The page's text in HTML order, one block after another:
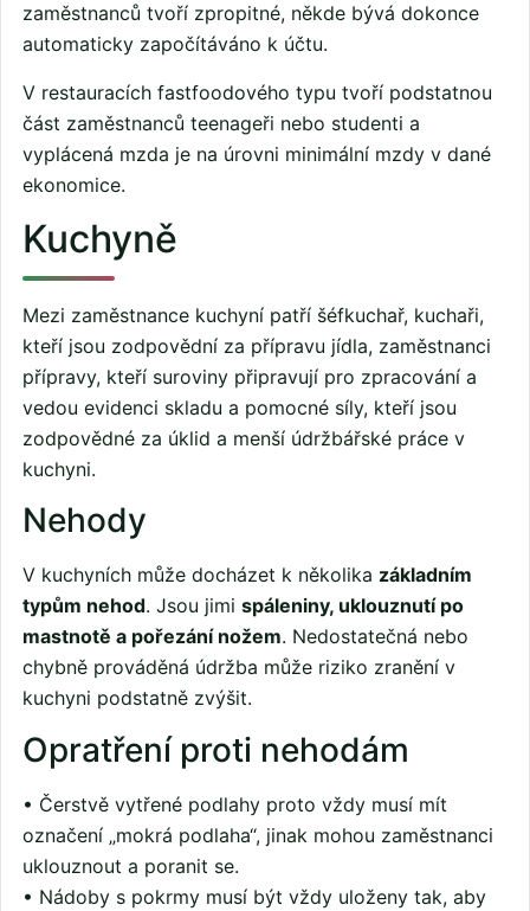
zaměstnanců tvoří zpropitné, někde bývá dokonce
automaticky započítáváno k účtu.
V restauracích fastfoodového typu tvoří podstatnou
část zaměstnanců teenageři nebo studenti a
vyplácená mzda je na úrovni minimální mzdy v dané
ekonomice.
Kuchyně
Mezi zaměstnance kuchyní patří šéfkuchař, kuchaři,
kteří jsou zodpovědní za přípravu jídla, zaměstnanci
přípravy, kteří suroviny připravují pro zpracování a
vedou evidenci skladu a pomocné síly, kteří jsou
zodpovědné za úklid a menší údržbářské práce v
kuchyni.
Nehody
V kuchyních může docházet k několika základním
typům nehod. Jsou jimi spáleniny, uklouznutí po
mastnotě a pořezání nožem. Nedostatečná nebo
chybně prováděná údržba může riziko zranění v
kuchyni podstatně zvýšit.
Opratření proti nehodám
• Čerstvě vytřené podlahy proto vždy musí mít
označení „mokrá podlaha“, jinak mohou zaměstnanci
uklouznout a poranit se.
• Nádoby s pokrmy musí být vždy uloženy tak, aby